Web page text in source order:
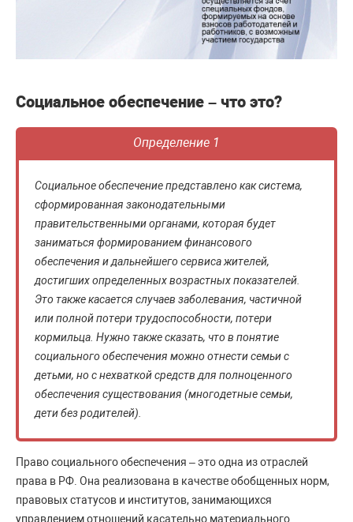
Социальное обеспечение – что это?
Определение 1
Социальное обеспечение представлено как система,
сформированная законодательными
правительственными органами, которая будет
заниматься формированием финансового
обеспечения и дальнейшего сервиса жителей,
достигших определенных возрастных показателей.
Это также касается случаев заболевания, частичной
или полной потери трудоспособности, потери
кормильца. Нужно также сказать, что в понятие
социального обеспечения можно отнести семьи с
детьми, но с нехваткой средств для полноценного
обеспечения существования (многодетные семьи,
дети без родителей).
Право социального обеспечения – это одна из отраслей
права в РФ. Она реализована в качестве обобщенных норм,
правовых статусов и институтов, занимающихся
управлением отношений касательно материального